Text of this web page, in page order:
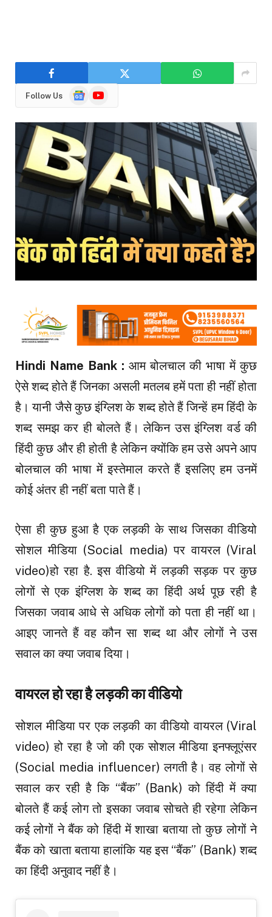
Follow Us
GoogleYouTube
Hindi Name Bank : आम बोलचाल की भाषा में कुछ
ऐसे शब्द होते हैं जिनका असली मतलब हमें पता ही नहीं होता
है। यानी जैसे कुछ इंग्लिश के शब्द होते हैं जिन्हें हम हिंदी के
शब्द समझ कर ही बोलते हैं। लेकिन उस इंग्लिश वर्ड की
हिंदी कुछ और ही होती है लेकिन क्योंकि हम उसे अपने आप
बोलचाल की भाषा में इस्तेमाल करते हैं इसलिए हम उनमें
कोई अंतर ही नहीं बता पाते हैं।
ऐसा ही कुछ हुआ है एक लड़की के साथ जिसका वीडियो
सोशल मीडिया (Social media) पर वायरल (Viral
video)हो रहा है. इस वीडियो में लड़की सड़क पर कुछ
लोगों से एक इंग्लिश के शब्द का हिंदी अर्थ पूछ रही है
जिसका जवाब आधे से अधिक लोगों को पता ही नहीं था।
आइए जानते हैं वह कौन सा शब्द था और लोगों ने उस
सवाल का क्या जवाब दिया।
वायरल हो रहा है लड़की का वीडियो
सोशल मीडिया पर एक लड़की का वीडियो वायरल (Viral
video) हो रहा है जो की एक सोशल मीडिया इनफ्लूएंसर
(Social media influencer) लगती है। वह लोगों से
सवाल कर रही है कि “बैंक” (Bank) को हिंदी में क्या
बोलते हैं कई लोग तो इसका जवाब सोचते ही रहेगा लेकिन
कई लोगों ने बैंक को हिंदी में शाखा बताया तो कुछ लोगों ने
बैंक को खाता बताया हालांकि यह इस “बैंक” (Bank) शब्द
का हिंदी अनुवाद नहीं है।